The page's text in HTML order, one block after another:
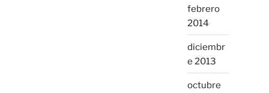
febrero
2014
diciembr
e 2013
octubre